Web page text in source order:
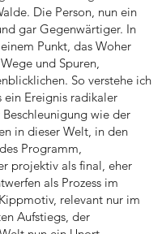
Die Person, nun ein
gar Gegenwärtiger. In
Punkt, das Woher
und Spuren,
So verstehe ich
ein Ereignis radikaler
wie der
in dieser Welt, in den
Programm,
projektiv als final, eher
als Prozess im
relevant nur im
Aufstiegs, der